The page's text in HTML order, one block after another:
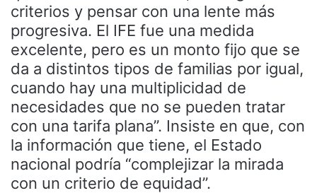
criterios y pensar con una lente más
progresiva. El IFE fue una medida
excelente, pero es un monto fijo que se
da a distintos tipos de familias por igual,
cuando hay una multiplicidad de
necesidades que no se pueden tratar
con una tarifa plana”. Insiste en que, con
la información que tiene, el Estado
nacional podría “complejizar la mirada
con un criterio de equidad”.